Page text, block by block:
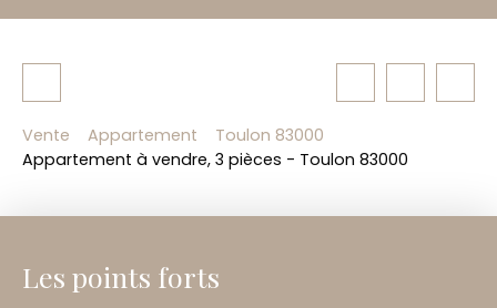
Vente Appartement
Toulon 83000
Appartement à vendre, 3 pièces - Toulon 83000
Les points forts